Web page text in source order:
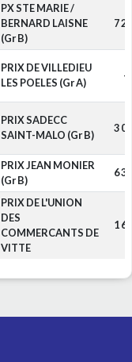
PX STE MARIE /
BERNARD LAISNE
(Gr B)
7
PRIX DE VILLEDIEU
LES POELES (Gr A)
-
PRIX SADECC
SAINT-MALO (Gr B)
3
PRIX JEAN MONIER
(Gr B)
6
PRIX DE L'UNION
DES
COMMERCANTS DE
VITTE
1